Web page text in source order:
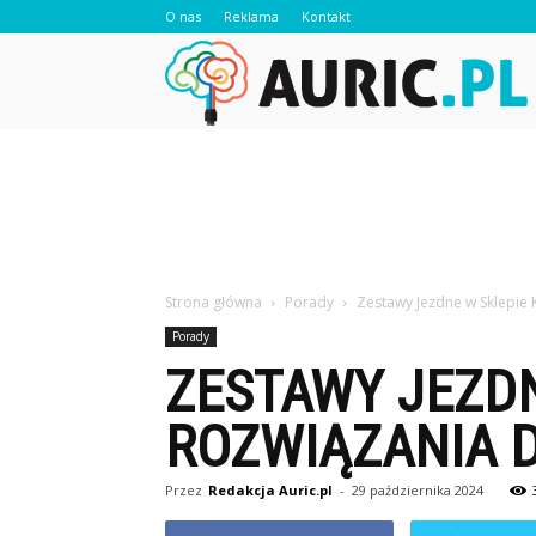
O nas Reklama Kontakt
Strona główna Porady Zestawy Jezdne w Sklepie
Porady
ZESTAWY
ROZWIĄZANIA
Przez Redakcja Auric.pl - 29 października 2024